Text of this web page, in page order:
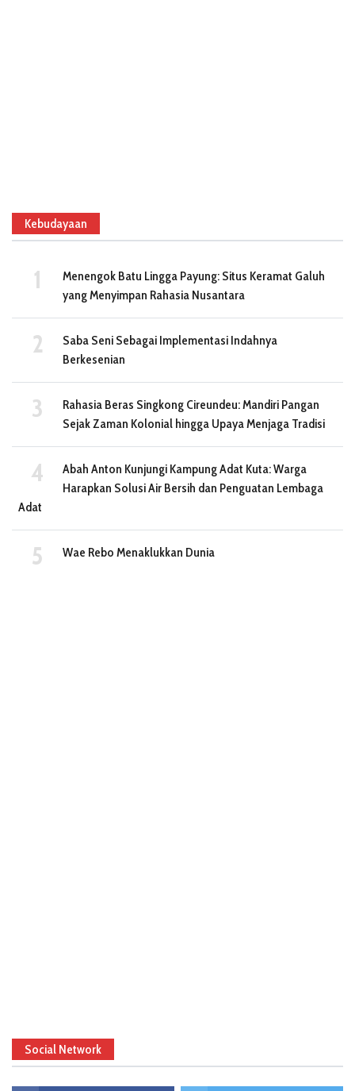
Kebudayaan
Menengok Batu Lingga Payung: Situs Keramat Galuh
yang Menyimpan Rahasia Nusantara
Saba Seni Sebagai Implementasi Indahnya
Berkesenian
Rahasia Beras Singkong Cireundeu: Mandiri Pangan
Sejak Zaman Kolonial hingga Upaya Menjaga Tradisi
Abah Anton Kunjungi Kampung Adat Kuta: Warga
Harapkan Solusi Air Bersih dan Penguatan Lembaga
Adat
Wae Rebo Menaklukkan Dunia
Social Network